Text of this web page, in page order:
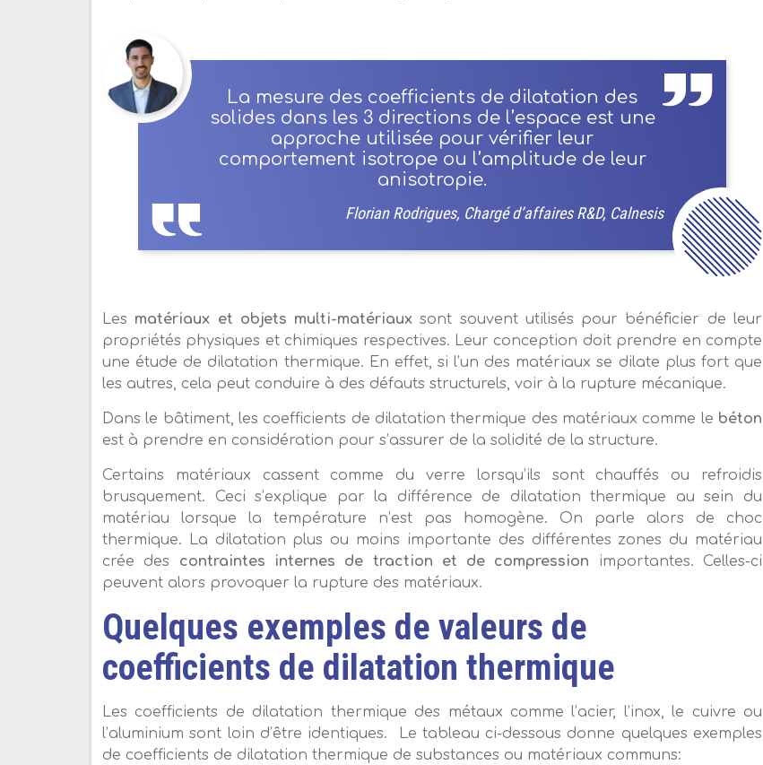
La mesure des coefficients de dilatation des
solides dans les 3 directions de l’espace est une
approche utilisée pour vérifier leur
comportement isotrope ou l’amplitude de leur
anisotropie.
Florian Rodrigues, Chargé d’affaires R&D, Calnesis
Les matériaux et objets multi-matériaux sont souvent utilisés pour bénéficier de leur
propriétés physiques et chimiques respectives. Leur conception doit prendre en compte
une étude de dilatation thermique. En effet, si l’un des matériaux se dilate plus fort que
les autres, cela peut conduire à des défauts structurels, voir à la rupture mécanique.
Dans le bâtiment, les coefficients de dilatation thermique des matériaux comme le béton
est à prendre en considération pour s’assurer de la solidité de la structure.
Certains matériaux cassent comme du verre lorsqu’ils sont chauffés ou refroidis
brusquement. Ceci s’explique par la différence de dilatation thermique au sein du
matériau lorsque la température n’est pas homogène. On parle alors de choc
thermique. La dilatation plus ou moins importante des différentes zones du matériau
crée des contraintes internes de traction et de compression importantes. Celles-ci
peuvent alors provoquer la rupture des matériaux.
Quelques exemples de valeurs de
coefficients de dilatation thermique
Les coefficients de dilatation thermique des métaux comme l’acier, l’inox, le cuivre ou
l’aluminium sont loin d’être identiques. Le tableau ci-dessous donne quelques exemples
de coefficients de dilatation thermique de substances ou matériaux communs: